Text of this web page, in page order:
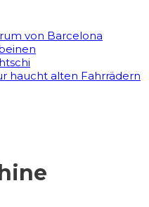
von Barcelona
haucht alten Fahrrädern